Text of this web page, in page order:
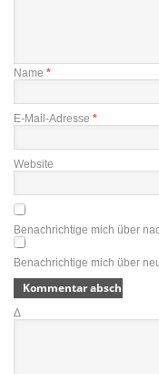
Name *
E-Mail-Adresse *
Website
Benachrichtige mich über
Benachrichtige mich über
Δ